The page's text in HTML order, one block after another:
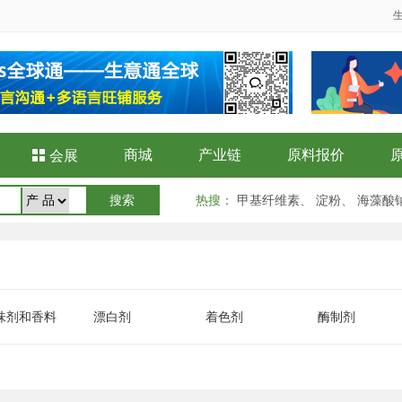
 会展 商城 产业链 原料报价
热搜 ： 甲基纤维素 淀粉 海藻酸
剂和香料 漂白剂 着色剂 酶制剂